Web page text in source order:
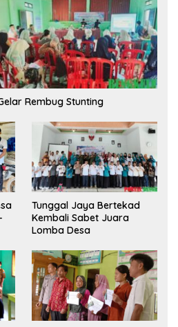
Rembug Stunting
Tunggal Jaya Bertekad
Kembali Sabet Juara
Lomba Desa